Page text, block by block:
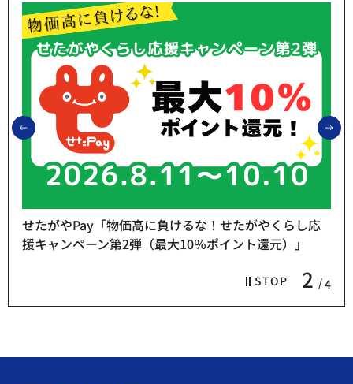
前のスライドを表示
STOP 2 4
せたがやPay「物価高に負けるな！せたがやくらし応
援キャンペーン第2弾（最大10％ポイント還元）」